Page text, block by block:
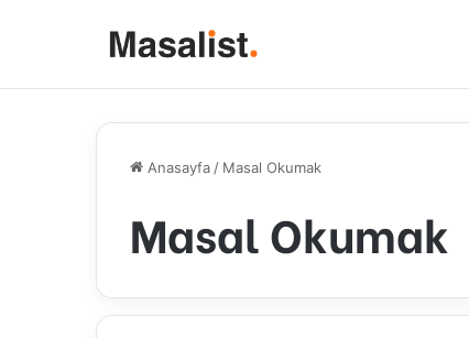
Anasayfa / Masal Okumak
Masal Okumak